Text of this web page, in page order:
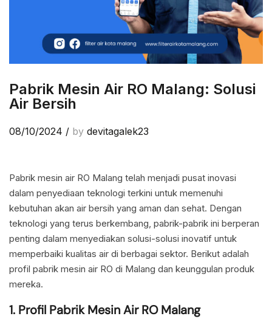
Pabrik Mesin Air RO Malang: Solusi
Air Bersih
08/10/2024 / by devitagalek23
Pabrik mesin air RO Malang telah menjadi pusat inovasi
dalam penyediaan teknologi terkini untuk memenuhi
kebutuhan akan air bersih yang aman dan sehat. Dengan
teknologi yang terus berkembang, pabrik-pabrik ini berperan
penting dalam menyediakan solusi-solusi inovatif untuk
memperbaiki kualitas air di berbagai sektor. Berikut adalah
profil pabrik mesin air RO di Malang dan keunggulan produk
mereka.
1. Profil Pabrik Mesin Air RO Malang